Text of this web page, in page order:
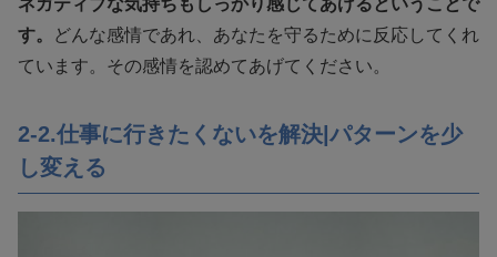
ネガティブな気持ちもしっかり感じてあげるということで
す。
どんな感情であれ、あなたを守るために反応してくれ
ています。その感情を認めてあげてください。
2-2.仕事に行きたくないを解決|パターンを少
し変える